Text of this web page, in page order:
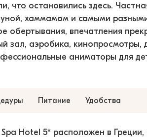
что остановились здесь.
хаммамом и самыми
обертывания, впечатления
зал, аэробика, кинопросмотры,
аниматоры для
Питание Удобства
Hotel 5* расположен в Греции,